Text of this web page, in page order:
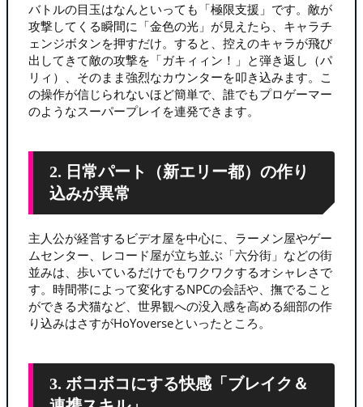
バトルの目玉はなんといっても「極限支援」です。敵が
攻撃してくる瞬間に「金色の光」が見えたら、キャラチ
ェンジボタンを押すだけ。すると、控えのキャラが飛び
出してきて敵の攻撃を「ガキィィン！」と弾き返し（パ
リィ）、そのまま強烈なカウンターを叩き込みます。こ
の操作が信じられないほど簡単で、誰でもプロゲーマー
のようなスーパープレイを連発できます。
2. 日常パート（新エリー都）の作り
込みが異常
主人公が経営するビデオ屋を中心に、ラーメン屋やゲー
ムセンター、レコード屋が立ち並ぶ「六分街」などの街
並みは、歩いているだけでもワクワクするオシャレさで
す。時間帯によって変化するNPCの会話や、撫でること
ができる犬猫など、世界観への没入感を高める細部の作
り込みはさすがHoYoverseといったところ。
3. ボコボコにする快感「ブレイク＆